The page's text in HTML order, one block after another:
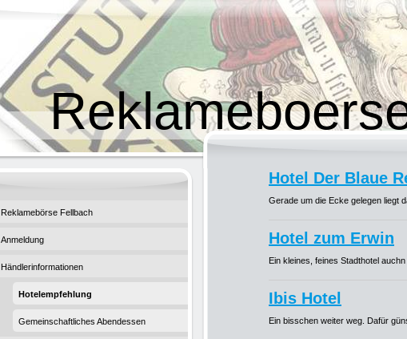
Hotel Der Blaue
Gerade um die Ecke gelegen liegt
Hotel zum Erwin
Ein kleines, feines Stadthotel
Ibis Hotel
Ein bisschen weiter weg. Dafür
Reklamebörse Fellbach
Anmeldung
Händlerinformationen
Hotelempfehlung
Gemeinschaftliches Abendessen